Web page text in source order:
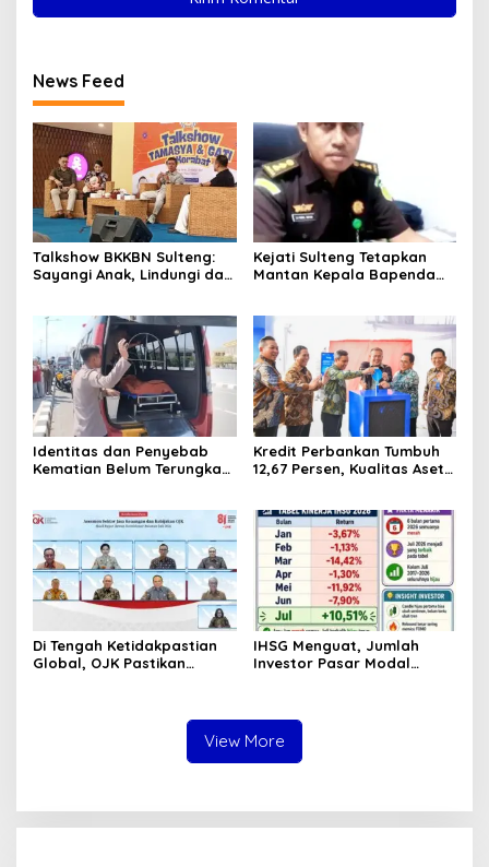
News Feed
Talkshow BKKBN Sulteng:
Sayangi Anak, Lindungi dan
Bijak Bermedia Digital
Kejati Sulteng Tetapkan
Mantan Kepala Bapenda
Pertambangan
Identitas dan Penyebab
Kematian Belum Terungkap,
Pantai Lere Palu, Kondisi
Tubuh Sudah Terurai
Dicabik Buaya
Kredit Perbankan Tumbuh
12,67 Persen, Kualitas Aset
Di Tengah Ketidakpastian
Global, OJK Pastikan
IHSG Menguat, Jumlah
Investor Pasar Modal
View More